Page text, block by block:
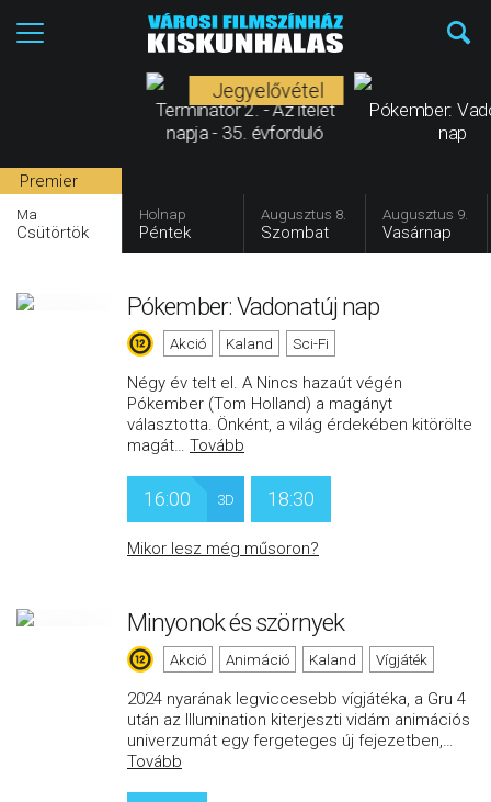
Terminátor 2. - Az ítélet
napja - 35. évforduló
Jegyelővétel
Pókember:
nap
Premier
Ma
Csütörtök
Holnap
Péntek
Augusztus 8.
Szombat
Augusztus 9.
Vasárnap
Pókember: Vadonatúj nap
Akció Kaland Sci-Fi
Négy év telt el. A Nincs hazaút végén
Pókember (Tom Holland) a magányt
választotta. Önként, a világ érdekében kitörölte
magát… Tovább
16:00 3D 18:30
Mikor lesz még műsoron?
Minyonok és szörnyek
Akció Animáció Kaland Vígjáték
2024 nyarának legviccesebb vígjátéka, a Gru 4
után az Illumination kiterjeszti vidám animációs
univerzumát egy fergeteges új fejezetben,…
Tovább